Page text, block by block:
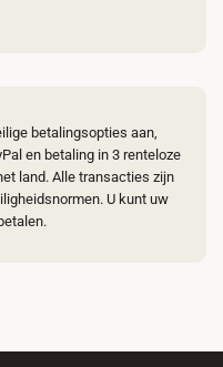
betalingsopties aan,
en betaling in 3 renteloze
land. Alle transacties zijn
U kunt uw